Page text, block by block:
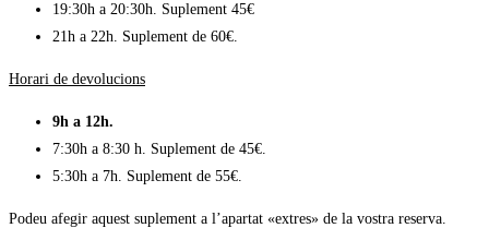
19:30h a 20:30h. Suplement 45€
21h a 22h. Suplement de 60€.
Horari de devolucions
9h a 12h.
7:30h a 8:30 h. Suplement de 45€.
5:30h a 7h. Suplement de 55€.
Podeu afegir aquest suplement a l’apartat «extres» de la vostra reserva.